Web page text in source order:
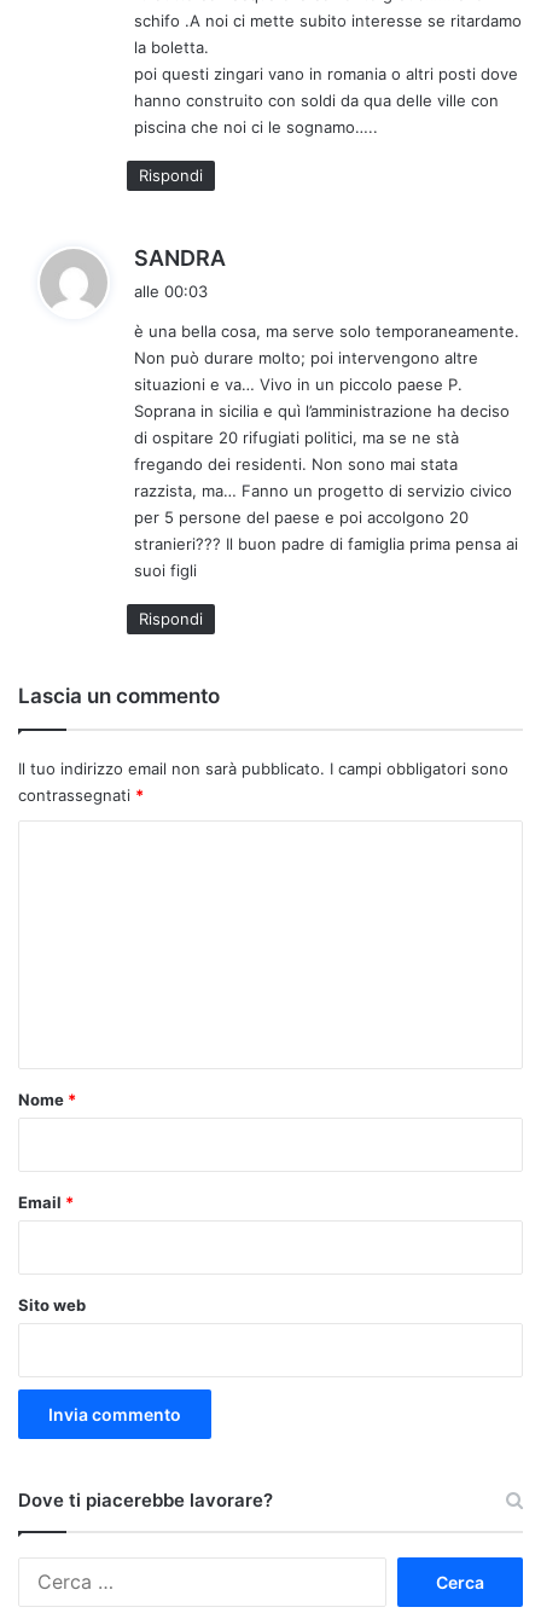
t
:
schifo .A noi ci mette subito interesse se ritardamo
la boletta.
poi questi zingari vano in romania o altri posti dove
hanno construito con soldi da qua delle ville con
piscina che noi ci le sognamo…..
Rispondi
SANDRA
e
t
t
o
:
alle 00:03
è una bella cosa, ma serve solo temporaneamente.
Non può durare molto; poi intervengono altre
situazioni e va… Vivo in un piccolo paese P.
Soprana in sicilia e quì l’amministrazione ha deciso
di ospitare 20 rifugiati politici, ma se ne stà
fregando dei residenti. Non sono mai stata
razzista, ma… Fanno un progetto di servizio civico
per 5 persone del paese e poi accolgono 20
stranieri??? Il buon padre di famiglia prima pensa ai
suoi figli
Rispondi
Lascia un commento
Il tuo indirizzo email non sarà pubblicato. I campi obbligatori sono
contrassegnati *
o
Nome *
Email *
Sito web
Dove ti piacerebbe lavorare?